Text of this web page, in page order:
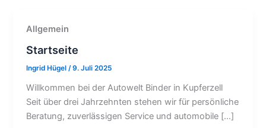
Allgemein
Startseite
Ingrid Hügel/9. Juli 2025
Willkommen bei der Autowelt Binder in Kupferzell
Seit über drei Jahrzehnten stehen wir für persönliche
Beratung, zuverlässigen Service und automobile […]